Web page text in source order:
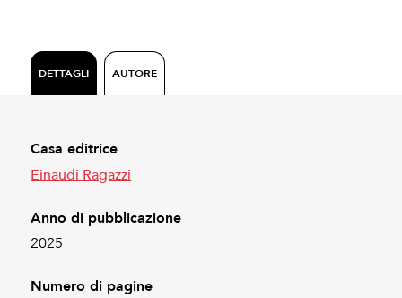
DETTAGLI AUTORE
Casa editrice
Einaudi Ragazzi
Anno di pubblicazione
2025
Numero di pagine